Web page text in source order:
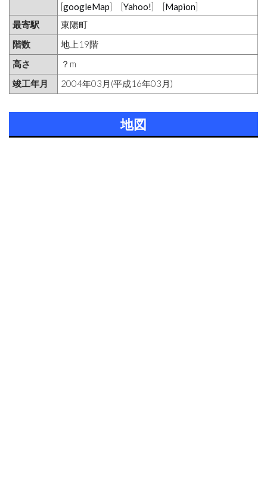
[googleMap] [Yahoo!] [Mapion]
最寄駅
東陽町
階数
地上19階
高さ
？m
竣工年月
2004年03月(平成16年03月)
地図